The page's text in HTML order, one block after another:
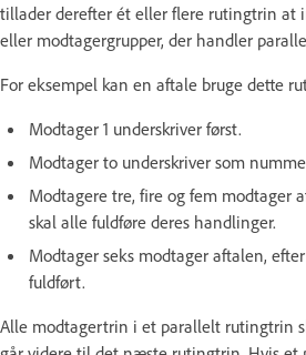
tillader derefter ét eller flere rutingtrin at
eller modtagergrupper, der handler
For eksempel kan en aftale bruge dette
Modtager 1 underskriver først.
Modtager to underskriver som
Modtagere tre, fire og fem modtager
skal alle fuldføre deres handlinger.
Modtager seks modtager aftalen,
fuldført.
Alle modtagertrin i et parallelt rutingtrin